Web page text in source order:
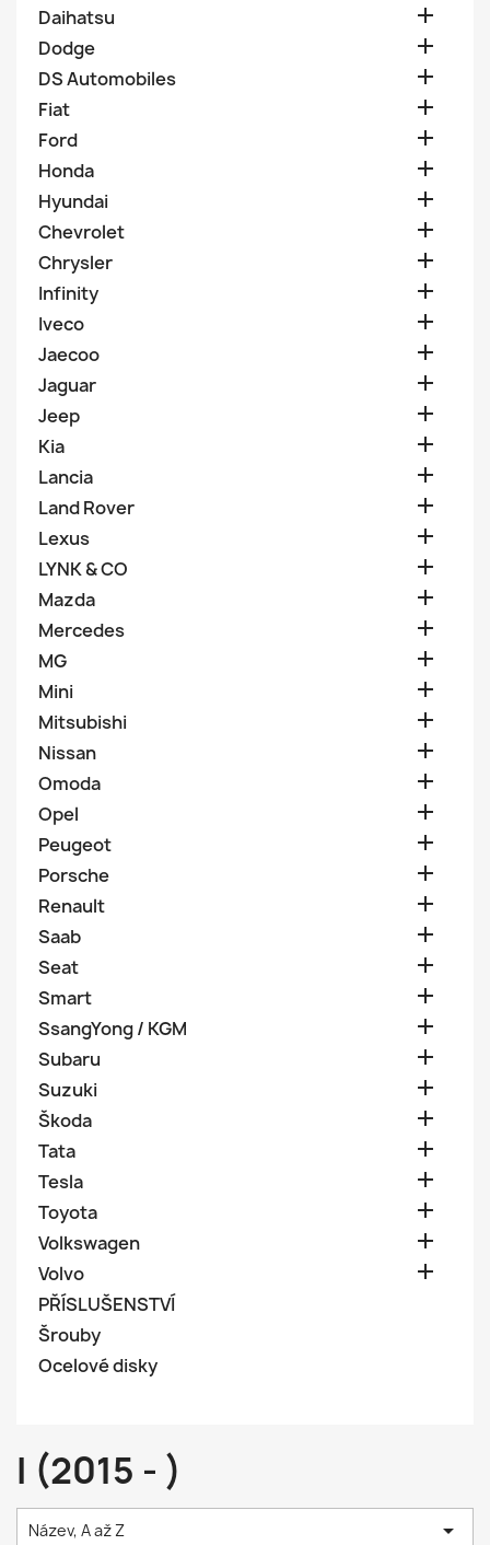
Daihatsu 
Dodge 
DS Automobiles 
Fiat 
Ford 
Honda 
Hyundai 
Chevrolet 
Chrysler 
Infinity 
Iveco 
Jaecoo 
Jaguar 
Jeep 
Kia 
Lancia 
Land Rover 
Lexus 
LYNK & CO 
Mazda 
Mercedes 
MG 
Mini 
Mitsubishi 
Nissan 
Omoda 
Opel 
Peugeot 
Porsche 
Renault 
Saab 
Seat 
Smart 
SsangYong / KGM 
Subaru 
Suzuki 
Škoda 
Tata 
Tesla 
Toyota 
Volkswagen 
Volvo 
PŘÍSLUŠENSTVÍ
Šrouby
Ocelové disky
I (2015 - )
Název, A až Z 